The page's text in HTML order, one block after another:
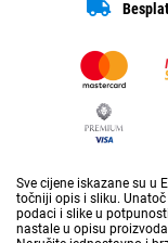
Sve cijene iskazane su u
točniji opis i sliku.
podaci i slike u
nastale u opisu